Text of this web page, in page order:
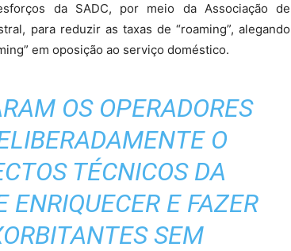
da SADC, por meio da Associação de
para reduzir as taxas de “roaming”, alegando
em oposição ao serviço doméstico.
OS OPERADORES
O
TÉCNICOS DA
ENRIQUECER E FAZER
SEM